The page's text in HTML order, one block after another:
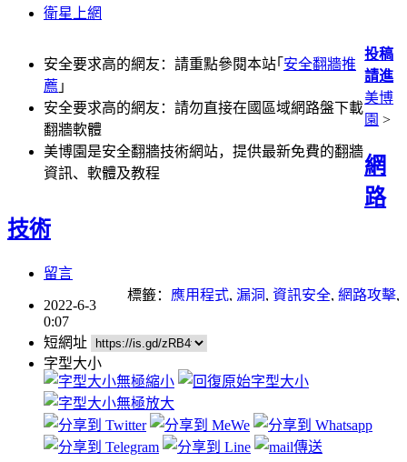
衛星上網
安全要求高的網友：請重點參閱本站｢ 安全翻牆推
薦 ｣
安全要求高的網友：請勿直接在國區域網路盤下載
翻牆軟體
美博園是安全翻牆技術網站，提供最新免費的翻牆
資訊、軟體及教程
投稿
請進
美博
園 >
網
路
技術
留言
標籤： 應用程式, 漏洞 , 資訊安全, 網路攻擊,
2022-6-3
0:07
短網址
字型大小